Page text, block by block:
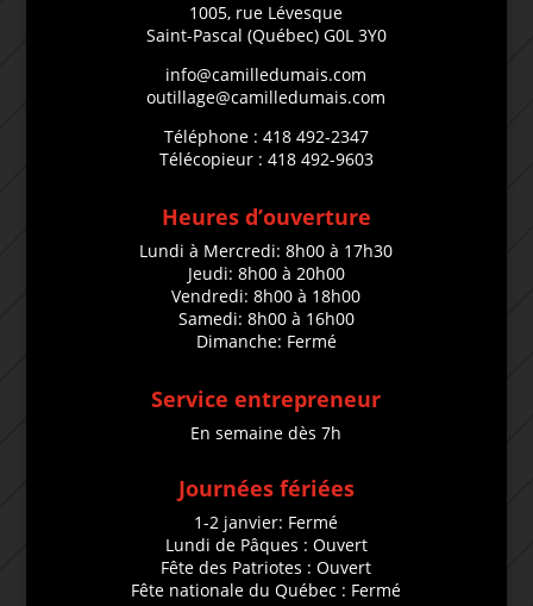
1005, rue Lévesque
Saint-Pascal (Québec) G0L 3Y0
info@camilledumais.com
outillage@camilledumais.com
Téléphone : 418 492-2347
Télécopieur : 418 492-9603
Heures d’ouverture
Lundi à Mercredi: 8h00 à 17h30
Jeudi: 8h00 à 20h00
Vendredi: 8h00 à 18h00
Samedi: 8h00 à 16h00
Dimanche: Fermé
Service entrepreneur
En semaine dès 7h
Journées fériées
1-2 janvier: Fermé
Lundi de Pâques : Ouvert
Fête des Patriotes : Ouvert
Fête nationale du Québec : Fermé